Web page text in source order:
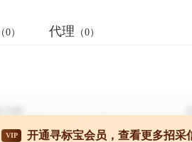
（0） 代理 （0）
VIP 开通寻标宝会员，查看更多招采